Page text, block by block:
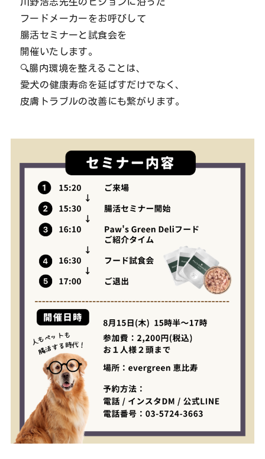
川野浩志先生のビジョンに沿った
フードメーカーをお呼びして
腸活セミナーと試食会を
開催いたします。
🔍腸内環境を整えることは、
愛犬の健康寿命を延ばすだけでなく、
皮膚トラブルの改善にも繋がります。